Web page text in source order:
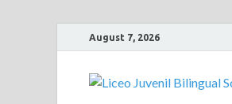
August 7, 2026